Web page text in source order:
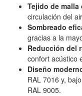
Tejido de
circulación del
Sombreado
gracias a la
Reducción del
confort acústico
Diseño
RAL 7016 y,
RAL 9005.